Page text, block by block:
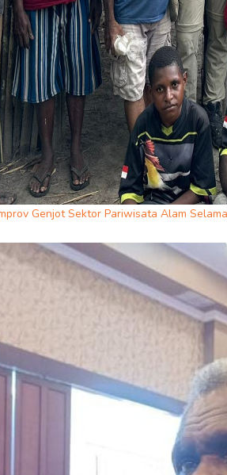
Genjot Sektor Pariwisata Alam